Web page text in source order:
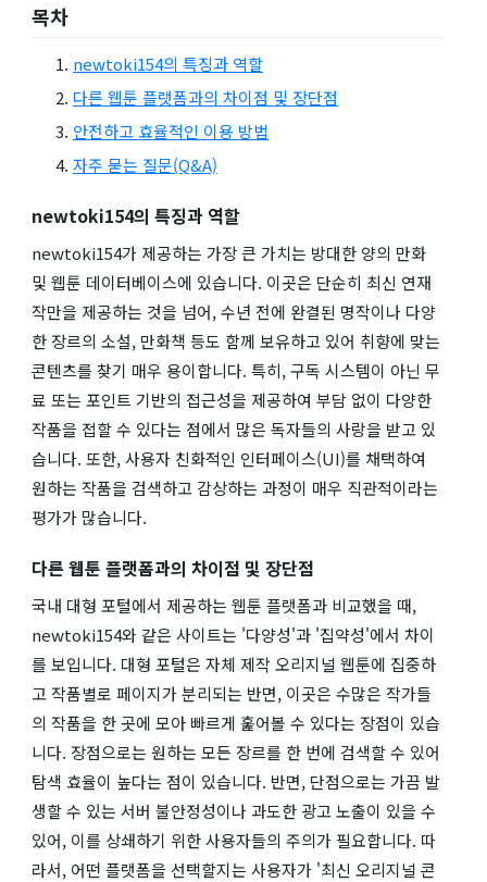
목차
newtoki154의 특징과 역할
다른 웹툰 플랫폼과의 차이점 및 장단점
안전하고 효율적인 이용 방법
자주 묻는 질문(Q&A)
newtoki154의 특징과 역할
newtoki154가 제공하는 가장 큰 가치는 방대한 양의 만화
및 웹툰 데이터베이스에 있습니다. 이곳은 단순히 최신 연재
작만을 제공하는 것을 넘어, 수년 전에 완결된 명작이나 다양
한 장르의 소설, 만화책 등도 함께 보유하고 있어 취향에 맞는
콘텐츠를 찾기 매우 용이합니다. 특히, 구독 시스템이 아닌 무
료 또는 포인트 기반의 접근성을 제공하여 부담 없이 다양한
작품을 접할 수 있다는 점에서 많은 독자들의 사랑을 받고 있
습니다. 또한, 사용자 친화적인 인터페이스(UI)를 채택하여
원하는 작품을 검색하고 감상하는 과정이 매우 직관적이라는
평가가 많습니다.
다른 웹툰 플랫폼과의 차이점 및 장단점
국내 대형 포털에서 제공하는 웹툰 플랫폼과 비교했을 때,
newtoki154와 같은 사이트는 '다양성'과 '집약성'에서 차이
를 보입니다. 대형 포털은 자체 제작 오리지널 웹툰에 집중하
고 작품별로 페이지가 분리되는 반면, 이곳은 수많은 작가들
의 작품을 한 곳에 모아 빠르게 훑어볼 수 있다는 장점이 있습
니다. 장점으로는 원하는 모든 장르를 한 번에 검색할 수 있어
탐색 효율이 높다는 점이 있습니다. 반면, 단점으로는 가끔 발
생할 수 있는 서버 불안정성이나 과도한 광고 노출이 있을 수
있어, 이를 상쇄하기 위한 사용자들의 주의가 필요합니다. 따
라서, 어떤 플랫폼을 선택할지는 사용자가 '최신 오리지널 콘